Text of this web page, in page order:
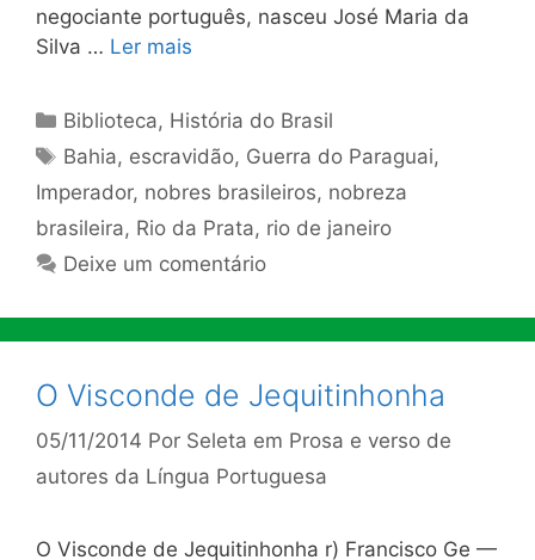
negociante português, nasceu José Maria da
Silva … Ler mais
Categorias
Biblioteca, História do Brasil
Tags
Bahia, escravidão, Guerra do Paraguai,
Imperador, nobres brasileiros, nobreza
brasileira, Rio da Prata, rio de janeiro
Deixe um comentário
O Visconde de Jequitinhonha
05/11/2014 Por Seleta em Prosa e verso de
autores da Língua Portuguesa
O Visconde de Jequitinhonha r) Francisco Ge —